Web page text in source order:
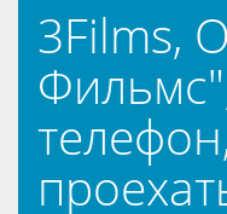
3Films,